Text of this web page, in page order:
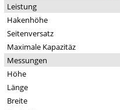
Leistung
Hakenhöhe
Seitenversatz
Maximale Kapazitäz
Messungen
Höhe
Länge
Breite